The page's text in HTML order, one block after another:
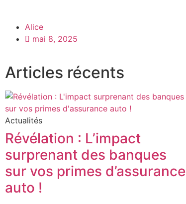
Alice
mai 8, 2025
Articles récents
Actualités
Révélation : L’impact
surprenant des banques
sur vos primes d’assurance
auto !